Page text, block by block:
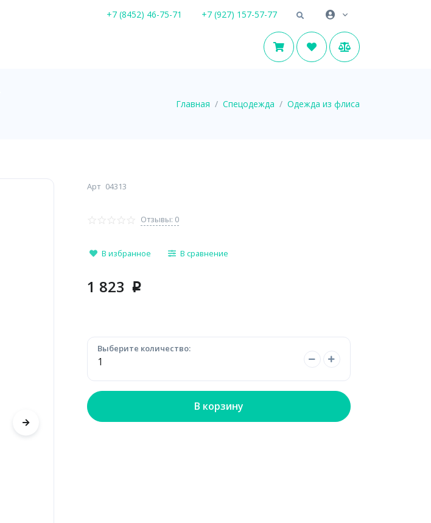
+7 (8452) 46-75-71 +7 (927) 157-57-77
Главная Спецодежда Одежда из флиса
Арт 04313
Отзывы: 0
В избранное В сравнение
1 823 p
Выберите количество:
В корзину